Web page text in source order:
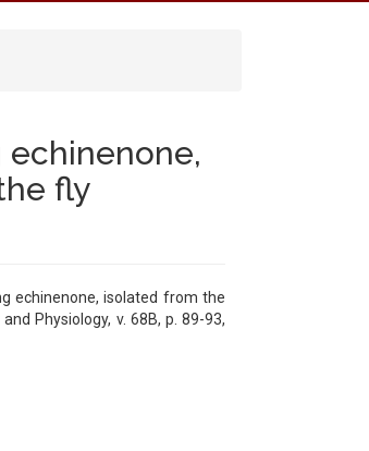
fly
echinenone, isolated from the
Physiology, v. 68B, p. 89-93,